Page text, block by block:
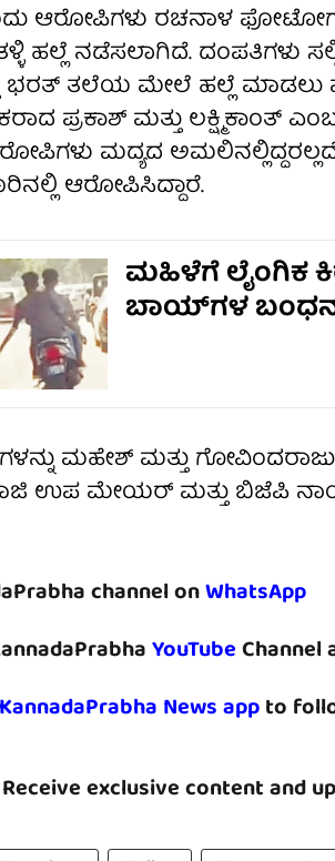
ಆರೋಪಿಗಳು ರಚನಾಳ
ಹಲ್ಲೆ ನಡೆಸಲಾಗಿದೆ.
ಭರತ್ ತಲೆಯ ಮೇಲೆ ಹಲ್ಲೆ ಮಾಡಲು
ಪ್ರಕಾಶ್ ಮತ್ತು ಲಕ್ಷ್ಮಿಕಾಂತ್
ಮದ್ಯದ
ಆರೋಪಿಸಿದ್ದಾರೆ.
ಮಹಿಳೆಗೆ ಲೈಂಗಿಕ
ಬಾಯ್‌ಗಳ
ಮಹೇಶ್ ಮತ್ತು
ಉಪ ಮೇಯರ್ ಮತ್ತು ಬಿಜೆಪಿ
channel onWhatsApp
YouTubeChannel
KannadaPrabha News appto
exclusive content and